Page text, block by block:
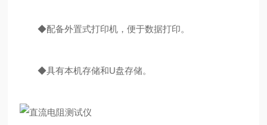
◆配备外置式打印机，便于数据打印。
◆具有本机存储和U盘存储。